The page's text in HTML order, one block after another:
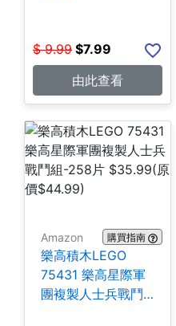
$ 9.99 $7.99
由此查看
Amazon 購買指南
樂高積木LEGO
75431 樂高星際軍
團複製人士兵戰鬥